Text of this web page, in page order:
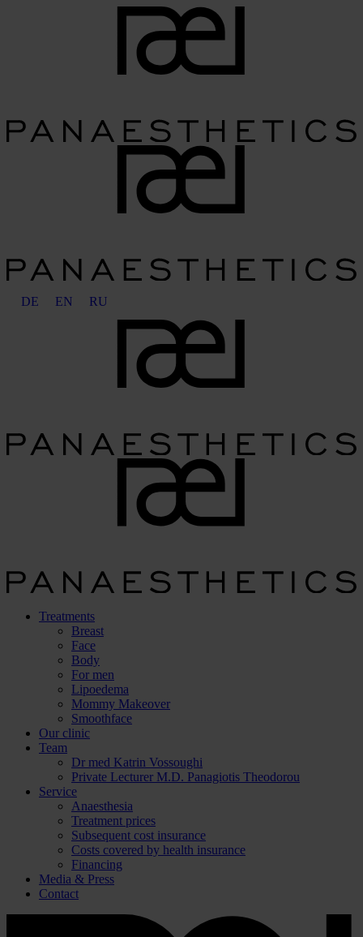
DE EN RU
Treatments
Breast
Face
Body
For men
Lipoedema
Mommy Makeover
Smoothface
Our clinic
Team
Dr med Katrin Vossoughi
Private Lecturer M.D. Panagiotis Theodorou
Service
Anaesthesia
Treatment prices
Subsequent cost insurance
Costs covered by health insurance
Financing
Media & Press
Contact